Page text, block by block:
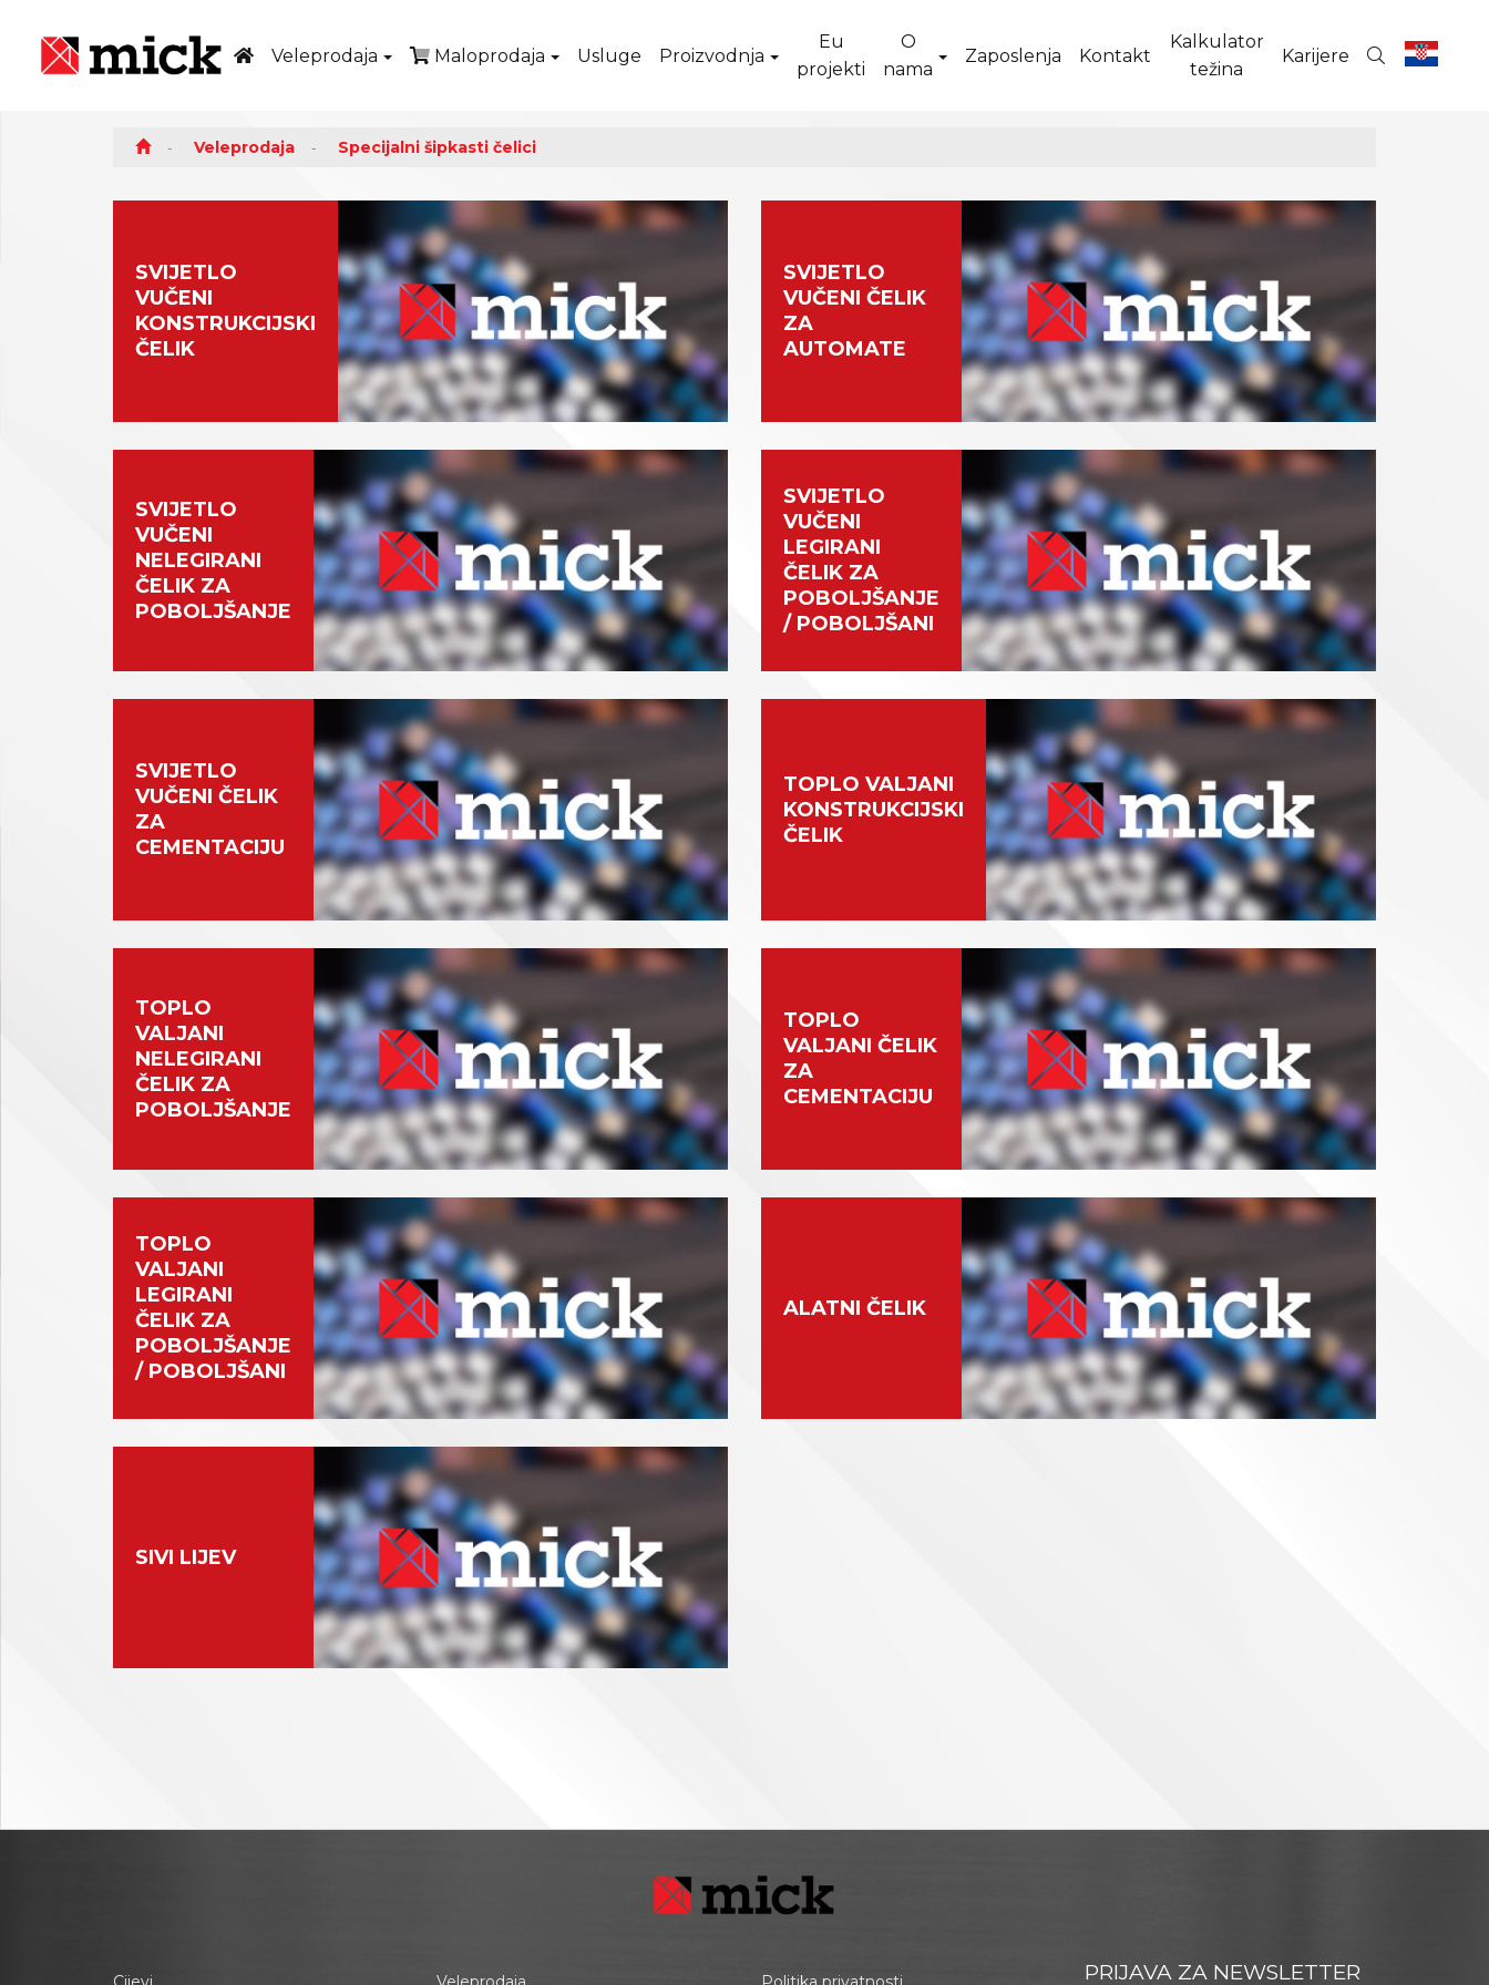
Veleprodaja Maloprodaja Usluge Proizvodnja
Eu
projekti
O
nama
Zaposlenja Kontakt
Kalkulator
težina
Karijere
Veleprodaja Specijalni šipkasti čelici
SVIJETLO
VUČENI
KONSTRUKCIJSKI
ČELIK
SVIJETLO
VUČENI ČELIK
ZA
AUTOMATE
SVIJETLO
VUČENI
NELEGIRANI
ČELIK ZA
POBOLJŠANJE
SVIJETLO
VUČENI
LEGIRANI
ČELIK ZA
POBOLJŠANJE
/ POBOLJŠANI
SVIJETLO
VUČENI ČELIK
ZA
CEMENTACIJU
TOPLO VALJANI
KONSTRUKCIJSKI
ČELIK
TOPLO
VALJANI
NELEGIRANI
ČELIK ZA
POBOLJŠANJE
TOPLO
VALJANI ČELIK
ZA
CEMENTACIJU
TOPLO
VALJANI
LEGIRANI
ČELIK ZA
POBOLJŠANJE
/ POBOLJŠANI
ALATNI ČELIK
SIVI LIJEV
PRIJAVA ZA NEWSLETTER